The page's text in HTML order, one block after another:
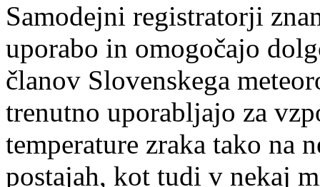
Samodejni registratorji
uporabo in omogočajo
članov Slovenskega
trenutno uporabljajo za
temperature zraka tako na
postajah, kot tudi v nekaj